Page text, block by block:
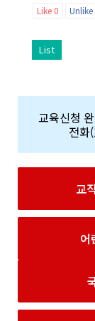
Like 0 Unlike
List
교육신청
전화
교
어